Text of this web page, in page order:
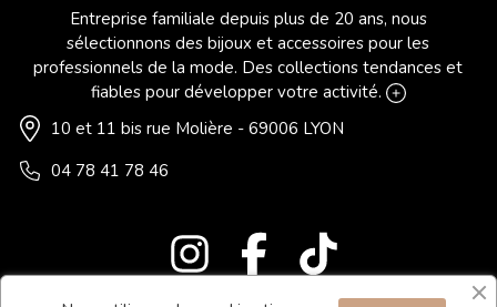
Entreprise familiale depuis plus de 20 ans, nous
sélectionnons des bijoux et accessoires pour les
professionnels de la mode. Des collections tendances et
fiables pour développer votre activité.
10 et 11 bis rue Molière - 69006 LYON
04 78 41 78 46